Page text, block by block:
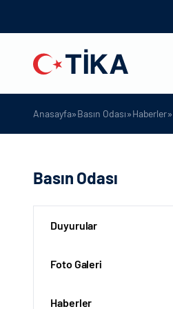
Anasayfa»Basın Odası»Haberler»
Basın Odası
Duyurular
Foto Galeri
Haberler